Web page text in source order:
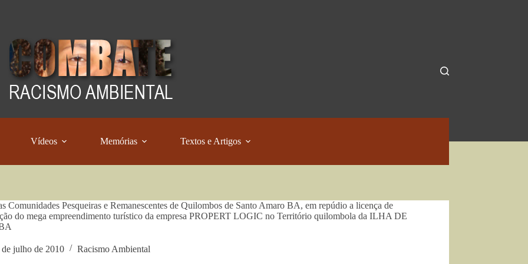
Vídeos Memórias Textos e Artigos
Comunidades Pesqueiras e Remanescentes de Quilombos de Santo Amaro BA, em repúdio a licença de
do mega empreendimento turístico da empresa PROPERT LOGIC no Território quilombola da ILHA DE
de julho de 2010 Racismo Ambiental